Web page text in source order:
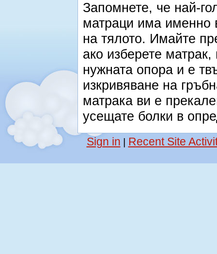
Запомнете, че най-
матраци има именно
на тялото. Имайте
ако изберете
нужната опора и е
изкривяване на
матрака ви е
усещате болки в
Sign in | Recent Site